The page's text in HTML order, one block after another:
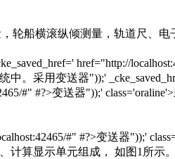
船横滚纵倾测量，轨道尺、
href="http://
采用变送器"));'
#" #?>变送器"));'
#" #?>变送器"));'
器、计算显示单元组成， 如图1